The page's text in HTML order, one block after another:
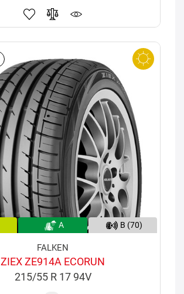
A B (70)
FALKEN
ZIEX ZE914A ECORUN
215/55 R 17 94V